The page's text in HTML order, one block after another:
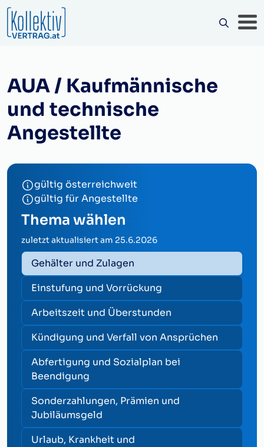
AUA / Kaufmännische
und technische
Angestellte
gültig österreichweit
gültig für Angestellte
Thema wählen
zuletzt aktualisiert am 25.6.2026
Gehälter und Zulagen
Einstufung und Vorrückung
Arbeitszeit und Überstunden
Kündigung und Verfall von Ansprüchen
Abfertigung und Sozialplan bei
Beendigung
Sonderzahlungen, Prämien und
Jubiläumsgeld
Urlaub, Krankheit und